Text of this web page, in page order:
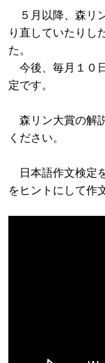
５月以降、森リ
り直していたりし
た。
今後、毎月１０
定です。
森リン大賞の解
ください。
日本語作文検定
をヒントにして作